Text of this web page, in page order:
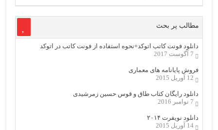
مطالب پر بحث
دانلود فونت کاتب اتوکد+نحوه استفاده از فونت کاتب در اتوکد
7 آگوست 2017
فروش پایانامه های معماری
12 آوریل 2015
دانلود رایگان کتاب طاق و قوس حسین زمرشیدی
7 نوامبر 2016
دانلود نویفرت ۲۰۱۴
14 آوریل 2015